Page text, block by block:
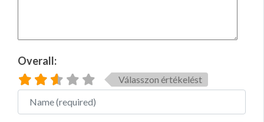
Overall:
Válasszon értékelést
Name